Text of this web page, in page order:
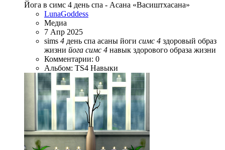
Йога в симс 4 день спа - Асана «Васиштхасана»
LunaGoddess
Медиа
7 Апр 2025
sims 4 день спа асаны йоги симс 4 здоровый образ
жизни йога симс 4 навык здорового образа жизни
Комментарии: 0
Альбом: TS4 Навыки